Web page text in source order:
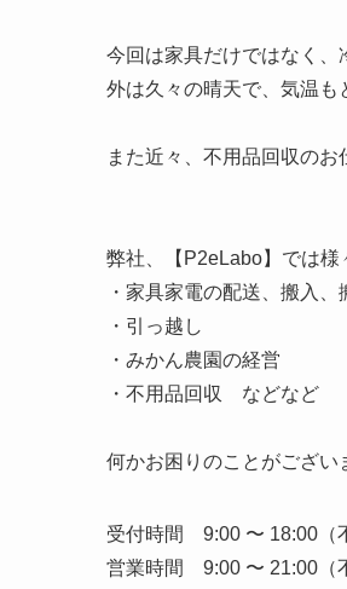
今回は家具だけではなく、
外は久々の晴天で、気温
また近々、不用品回収のお
弊社、【P2eLabo】では
・家具家電の配送、搬入、
・引っ越し
・みかん農園の経営
・不用品回収 などなど
何かお困りのことがござ
受付時間 9:00 〜 18:00（
営業時間 9:00 〜 21:00（